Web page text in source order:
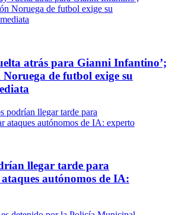
atrás para Gianni Infantino’;
de futbol exige su
llegar tarde para
autónomos de IA: